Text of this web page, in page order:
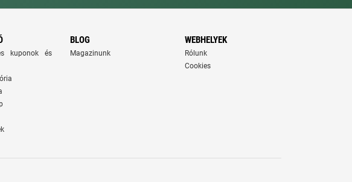
kuponok és
BLOG
Magazinunk
WEBHELYEK
Rólunk
Cookies